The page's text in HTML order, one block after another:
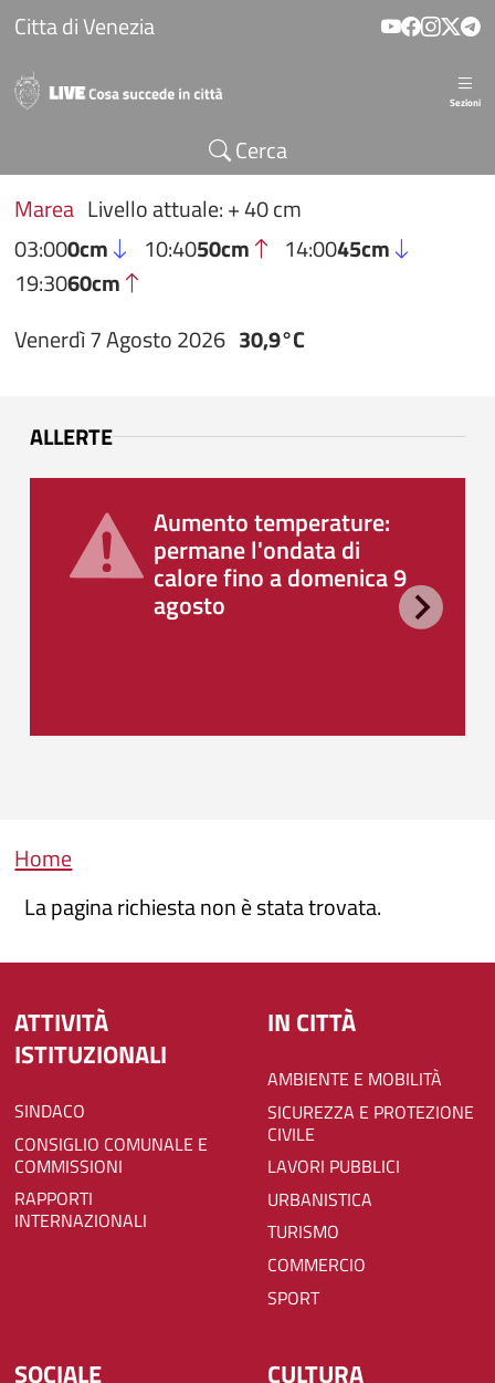
Salta al contenuto principale
Citta di Venezia
Sezioni
Cerca
Marea Livello attuale: + 40 cm
03:000cm 10:4050cm 14:0045cm
19:3060cm
Venerdì 7 Agosto 2026 30,9°C
ALLERTE
Aumento temperature:
permane l'ondata di
calore fino a domenica 9
agosto
Briciole di pane
Home
La pagina richiesta non è stata trovata.
ATTIVITÀ
ISTITUZIONALI
SINDACO
CONSIGLIO COMUNALE E
COMMISSIONI
RAPPORTI
INTERNAZIONALI
IN CITTÀ
AMBIENTE E MOBILITÀ
SICUREZZA E PROTEZIONE
CIVILE
LAVORI PUBBLICI
URBANISTICA
TURISMO
COMMERCIO
SPORT
SOCIALE CULTURA